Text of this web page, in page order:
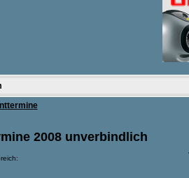
2008 unverbindlich